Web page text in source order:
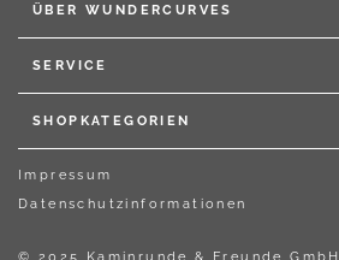
ÜBER WUNDERCURVES
SERVICE
SHOPKATEGORIEN
Impressum
Datenschutzinformationen
© 2025 Kaminrunde & Freunde GmbH